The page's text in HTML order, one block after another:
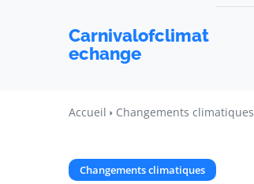
Carnivalofclimat
echange
Accueil Changements climatiques
Changements climatiques